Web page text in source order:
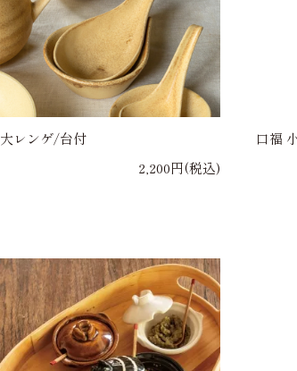
大レンゲ/台付
2,200円(税込)
口福